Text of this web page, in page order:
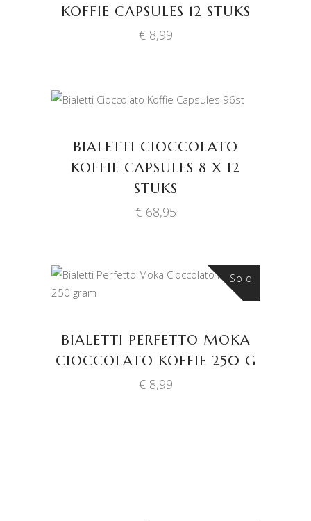
KOFFIE CAPSULES 12 STUKS
€8,99
BIALETTI CIOCCOLATO
KOFFIE CAPSULES 8 X 12
STUKS
€68,95
Sold
BIALETTI PERFETTO MOKA
CIOCCOLATO KOFFIE 250 G
€8,99